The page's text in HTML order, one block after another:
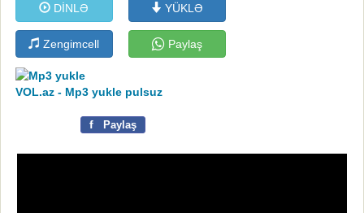
DİNLƏ YÜKLƏ
Zengimcell Paylaş
VOL.az - Mp3 yukle pulsuz
f Paylaş